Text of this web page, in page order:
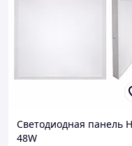
Светодиодная панель
48W